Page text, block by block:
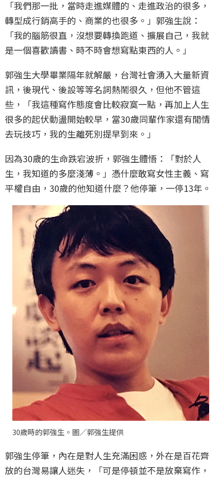
「我們那一批，當時走進媒體的、走進政治的很多，
轉型成行銷高手的、商業的也很多。」郭強生說：
「我的腦筋很直，沒想要轉換跑道、擴展自己，我就
是一個喜歡讀書、時不時會想寫點東西的人。」
郭強生大學畢業隔年就解嚴，台灣社會湧入大量新資
訊，後現代、後設等等名詞熱鬧很久，但他不管這
些，「我這種寫作態度會比較寂寞一點，再加上人生
很多的起伏動盪開始較早，當30歲同輩作家還有閒情
去玩技巧，我的生離死別提早到來。」
因為30歲的生命跌宕波折，郭強生體悟：「對於人
生，我知道的多麼淺薄。」憑什麼敢寫女性主義、寫
平權自由，30歲的他知道什麼？他停筆，一停13年。
30歲時的郭強生。圖／郭強生提供
郭強生停筆，內在是對人生充滿困惑，外在是百花齊
放的台灣易讓人迷失，「可是停頓並不是放棄寫作，